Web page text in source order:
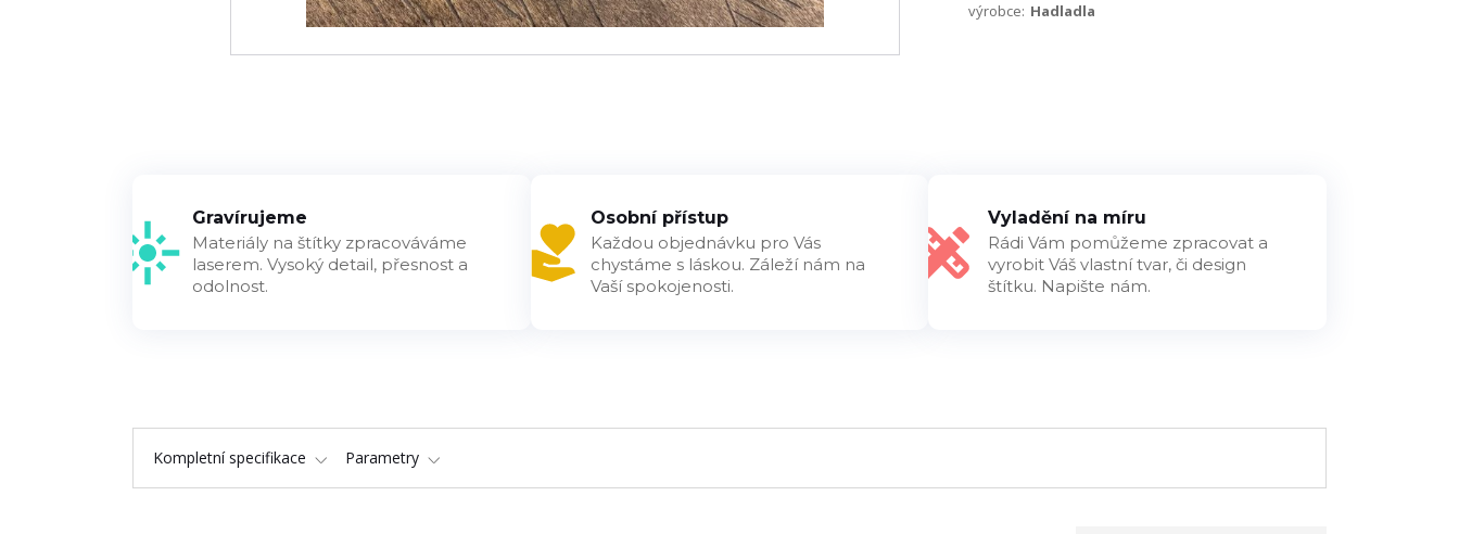
výrobce: Hadladla
Gravírujeme
Materiály na štítky zpracováváme
laserem. Vysoký detail, přesnost a
odolnost.
Osobní přístup
Každou objednávku pro Vás
chystáme s láskou. Záleží nám na
Vaší spokojenosti.
Vyladění na míru
Rádi Vám pomůžeme zpracovat a
vyrobit Váš vlastní tvar, či design
štítku. Napište nám.
Kompletní specifikace Parametry